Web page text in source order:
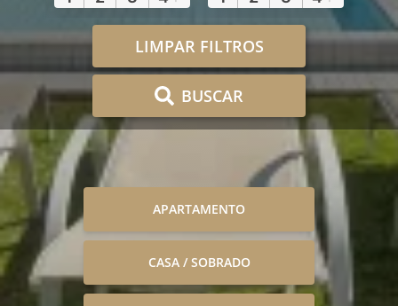
LIMPAR FILTROS
BUSCAR
APARTAMENTO
CASA / SOBRADO